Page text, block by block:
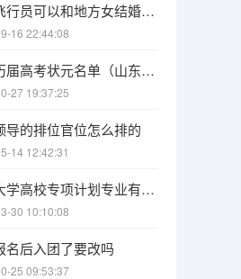
空军飞行员可以和地方女结婚不？（1964年9月，人民空军第二批女飞行员_____被空军授予“优秀女飞行员”荣誉称号。）
16 22:44:08
山东历届高考状元名单（山东高考最高分状元）
27 19:37:25
导的排位官位怎么排的
14 12:42:31
中山大学高校专项计划专业有哪些
30 10:10:08
名后入团了要改吗
25 09:53:37